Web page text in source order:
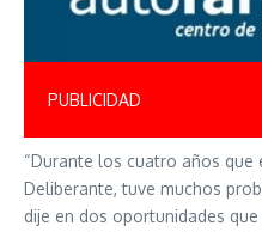
PUBLICIDAD
“Durante los cuatro años que
Deliberante, tuve muchos
dije en dos oportunidades